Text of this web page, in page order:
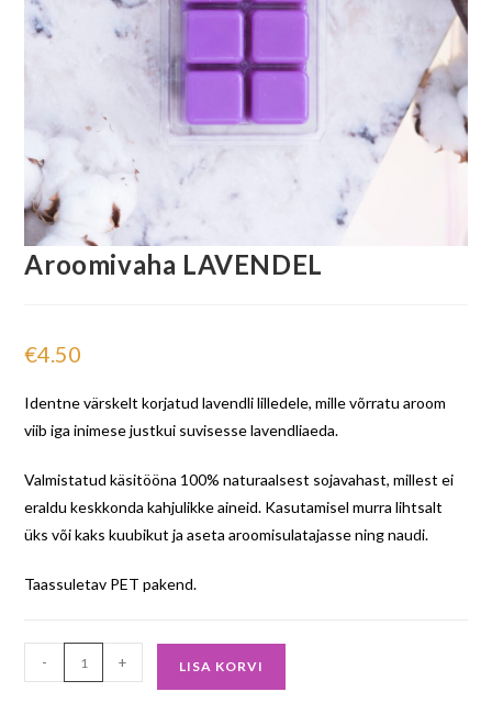
Aroomivaha LAVENDEL
€4.50
Identne värskelt korjatud lavendli lilledele, mille võrratu aroom
viib iga inimese justkui suvisesse lavendliaeda.
Valmistatud käsitööna 100% naturaalsest sojavahast, millest ei
eraldu keskkonda kahjulikke aineid. Kasutamisel murra lihtsalt
üks või kaks kuubikut ja aseta aroomisulatajasse ning naudi.
Taassuletav PET pakend.
- + LISA KORVI